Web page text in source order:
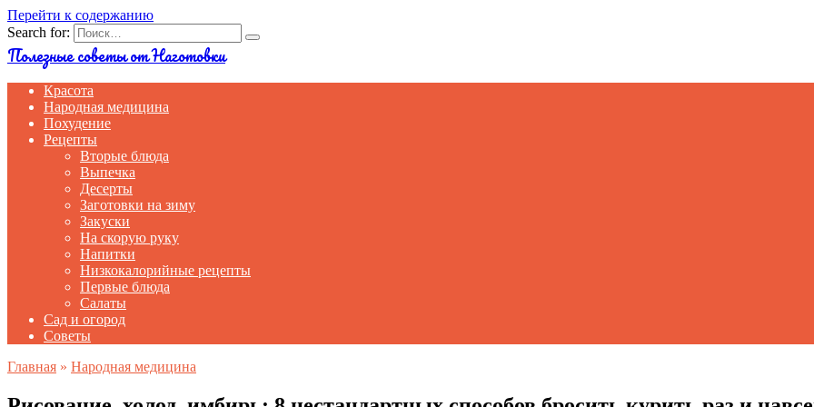
Перейти к содержанию
Search for:
Полезные советы от Наготовки
Красота
Народная медицина
Похудение
Рецепты
Вторые блюда
Выпечка
Десерты
Заготовки на зиму
Закуски
На скорую руку
Напитки
Низкокалорийные рецепты
Первые блюда
Салаты
Сад и огород
Советы
Главная » Народная медицина